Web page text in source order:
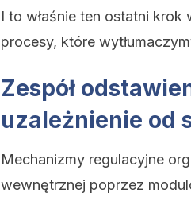
I to właśnie ten ostatni
procesy, które
Zespół
uzależnienie od
Mechanizmy regulacyjne
wewnętrznej poprzez